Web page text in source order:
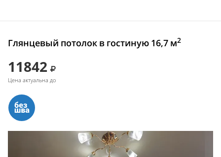
Глянцевый потолок в гостиную 16,7 м2
11842
Цена актуальна до